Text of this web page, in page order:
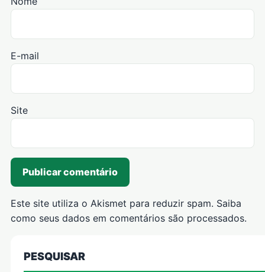
E-mail
Site
Este site utiliza o Akismet para reduzir spam. Saiba
como seus dados em comentários são processados.
PESQUISAR